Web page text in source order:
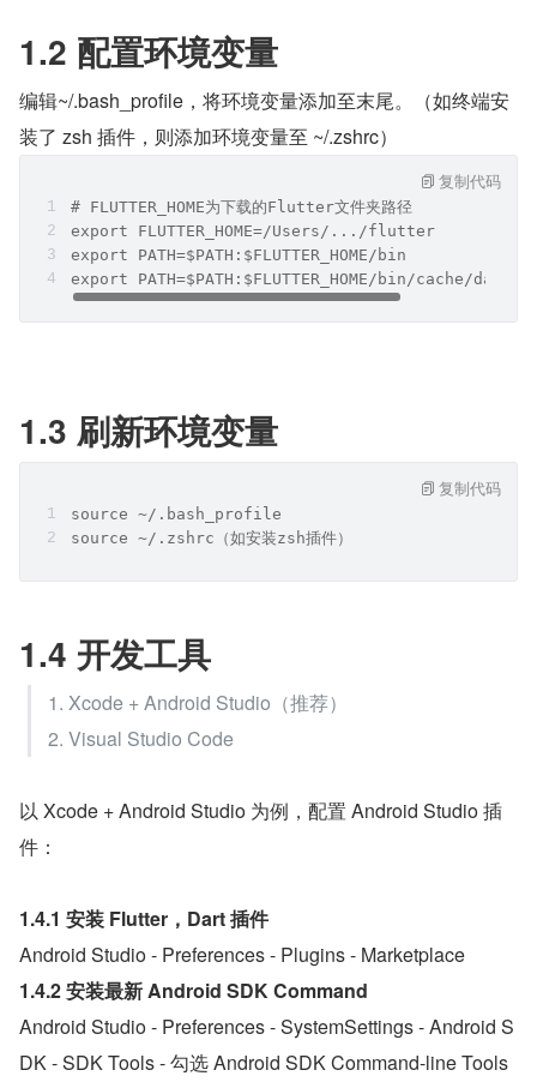
1.2 配置环境变量
编辑~/.bash_profile，将环境变量添加至末尾。（如终端安
装了 zsh 插件，则添加环境变量至 ~/.zshrc）
# FLUTTER_HOME为下载的Flutter文件夹路径
export FLUTTER_HOME=/Users/.../flutter
export PATH=$PATH:$FLUTTER_HOME/bin
export PATH=$PATH:$FLUTTER_HOME/bin/cache/dart-
复制代码
1.3 刷新环境变量
source ~/.bash_profile
source ~/.zshrc（如安装zsh插件）
复制代码
1.4 开发工具
1. Xcode + Android Studio（推荐）
2. Visual Studio Code
以 Xcode + Android Studio 为例，配置 Android Studio 插
件：
1.4.1 安装 Flutter，Dart 插件
Android Studio - Preferences - Plugins - Marketplace
1.4.2 安装最新 Android SDK Command
Android Studio - Preferences - SystemSettings - Android S
DK - SDK Tools - 勾选 Android SDK Command-line Tools